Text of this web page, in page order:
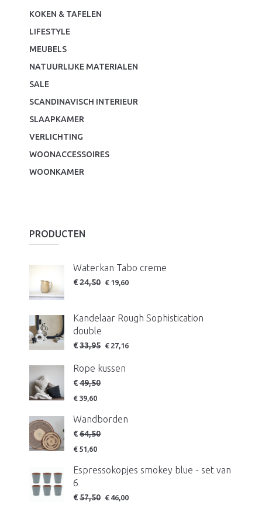
KOKEN & TAFELEN
LIFESTYLE
MEUBELS
NATUURLIJKE MATERIALEN
SALE
SCANDINAVISCH INTERIEUR
SLAAPKAMER
VERLICHTING
WOONACCESSOIRES
WOONKAMER
PRODUCTEN
Waterkan Tabo creme
€24,50 € 19,60
Kandelaar Rough Sophistication
double
Oorspronkelijke
was:
€ 52,95.
€33,95Huidige
is:
€ 27,16
Rope kussen
€49,50
€ 39,60
Wandborden
€64,50
€ 51,60
Espressokopjes smokey blue - set van
6
€57,50 € 46,00